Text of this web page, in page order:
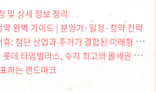
및 상세 정보 정리
완벽 가이드 | 분양가·일정·청약 전략
단 산업과 주거가 결합된 미래형 아파트
타임빌라스, 수지 최고의 몰세권 라이프
하는 랜드마크